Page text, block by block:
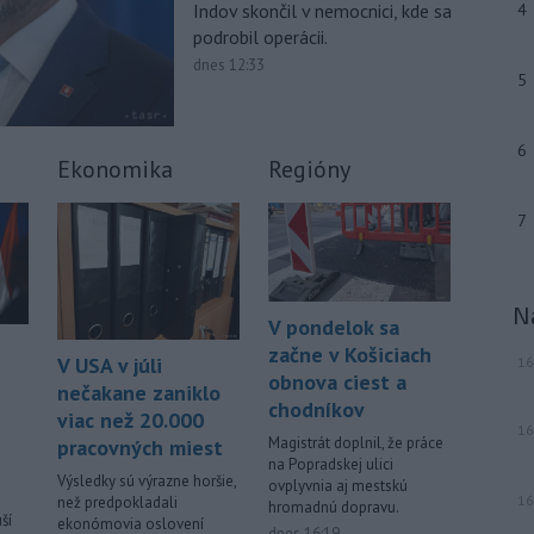
spoločnosť (NDS) ukončila výmenu
mostného záveru na ľavej strane
mosta Lanfranconi, ktorý je súčasťou
v Konžskej demokratickej republike
(KDR) presiahol hranicu 4000.
09:24
V stredu sa bude dať
pozorovať čiastočné zatmenie
Slnka imaximum roja Perzeidy
09:01
Generálna prokuratúra SR
podala v súvislosti s určením
volebnýchobvodov celkovo osem
protestov prokurátora, a to proti
piatim uzneseniam mestských
zastupiteľstiev a trom uzneseniam
zastupiteľstiev samosprávnych krajov.
Indov skončil v nemocnici, kde sa
podrobil operácii.
dnes 12:33
Ekonomika
V USA v júli
nečakane zaniklo
viac než 20.000
pracovných miest
Výsledky sú výrazne horšie,
než predpokladali
ekonómovia oslovení
Regióny
V pondelok sa
začne v Košiciach
obnova ciest a
chodníkov
Magistrát doplnil, že práce
na Popradskej ulici
ovplyvnia aj mestskú
hromadnú dopravu.
4
5
6
7